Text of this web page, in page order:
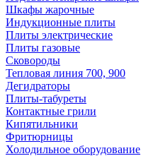
Шкафы жарочные
Индукционные плиты
Плиты электрические
Плиты газовые
Сковороды
Тепловая линия 700, 900
Дегидраторы
Плиты-табуреты
Контактные грили
Кипятильники
Фритюрницы
Холодильное оборудование